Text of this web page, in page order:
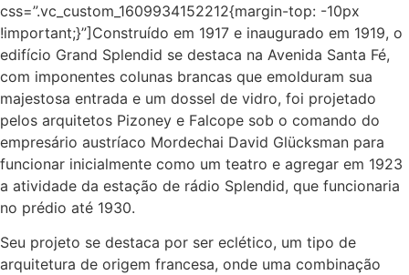
css=”.vc_custom_1609934152212{margin-top: -10px
!important;}”]Construído em 1917 e inaugurado em 1919, o
edifício Grand Splendid se destaca na Avenida Santa Fé,
com imponentes colunas brancas que emolduram sua
majestosa entrada e um dossel de vidro, foi projetado
pelos arquitetos Pizoney e Falcope sob o comando do
empresário austríaco Mordechai David Glücksman para
funcionar inicialmente como um teatro e agregar em 1923
a atividade da estação de rádio Splendid, que funcionaria
no prédio até 1930.
Seu projeto se destaca por ser eclético, um tipo de
arquitetura de origem francesa, onde uma combinação